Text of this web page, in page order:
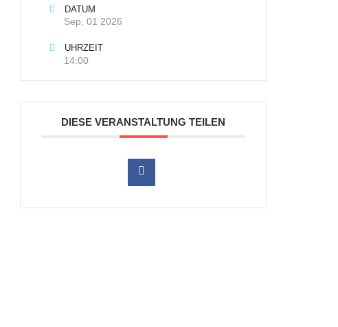
DATUM
Sep. 01 2026
UHRZEIT
14:00
DIESE VERANSTALTUNG TEILEN